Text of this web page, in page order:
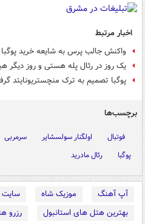
اخبار مرتبط
واکنش جالب پرس به شایعه خرید پوگبا
یک روز در رئال پله هستی و روز دیگر
پوگبا تصمیم به ترک منچستریونایتد
برچسب‌ها
فوتبال اولگنار سولسشایر سرمربی
پوگبا
رئال مادرید
آپ آهنگ موزیک شاه
سایت
بهترین هتل های استانبول
رزرو